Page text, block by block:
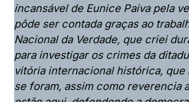
incansável de Eunice Paiva pela
pôde ser contada graças ao
Nacional da Verdade, que criei
para investigar os crimes da
vitória internacional histórica, que
se foram, assim como reverencia